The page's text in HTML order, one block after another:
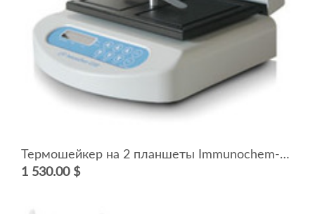
Термошейкер на 2 планшеты Immunochem-2200-2
1 530.00 $